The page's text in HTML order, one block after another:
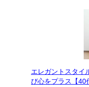
エレガントスタイ
び心をプラス【40